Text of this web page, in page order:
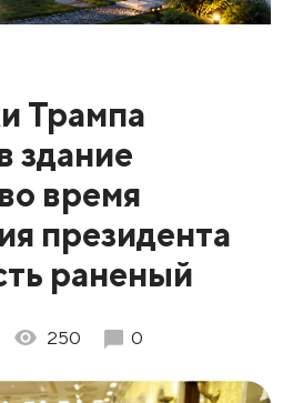
Трампа
здание
время
президента
раненый
250 0